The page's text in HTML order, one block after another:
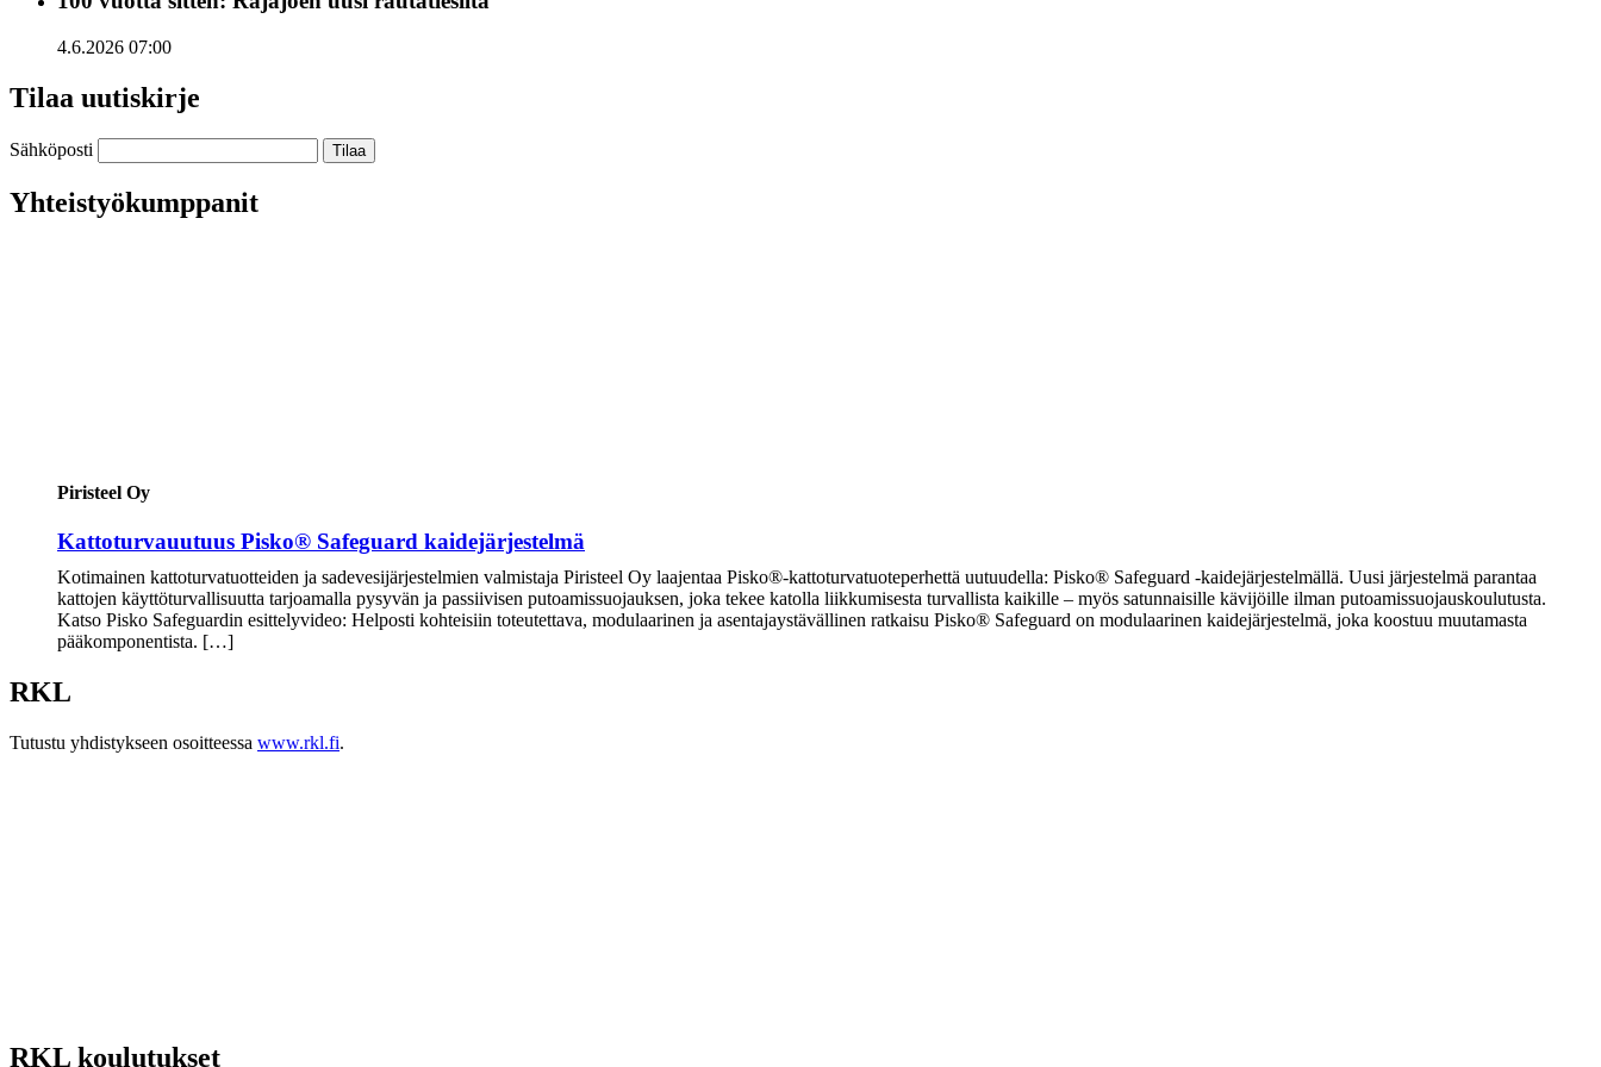
4.6.2026 07:00
Tilaa uutiskirje
Sähköposti
Yhteistyökumppanit
Piristeel Oy
Kattoturvauutuus Pisko® Safeguard kaidejärjestelmä
Kotimainen kattoturvatuotteiden ja sadevesijärjestelmien valmistaja Piristeel Oy laajentaa Pisko®-kattoturvatuoteperhettä uutuudella: Pisko® Safeguard -kaidejärjestelmällä. Uusi järjestelmä parantaa
kattojen käyttöturvallisuutta tarjoamalla pysyvän ja passiivisen putoamissuojauksen, joka tekee katolla liikkumisesta turvallista kaikille – myös satunnaisille kävijöille ilman putoamissuojauskoulutusta.
Katso Pisko Safeguardin esittelyvideo: Helposti kohteisiin toteutettava, modulaarinen ja asentajaystävällinen ratkaisu Pisko® Safeguard on modulaarinen kaidejärjestelmä, joka koostuu muutamasta
pääkomponentista. […]
RKL
Tutustu yhdistykseen osoitteessa www.rkl.fi.
RKL koulutukset